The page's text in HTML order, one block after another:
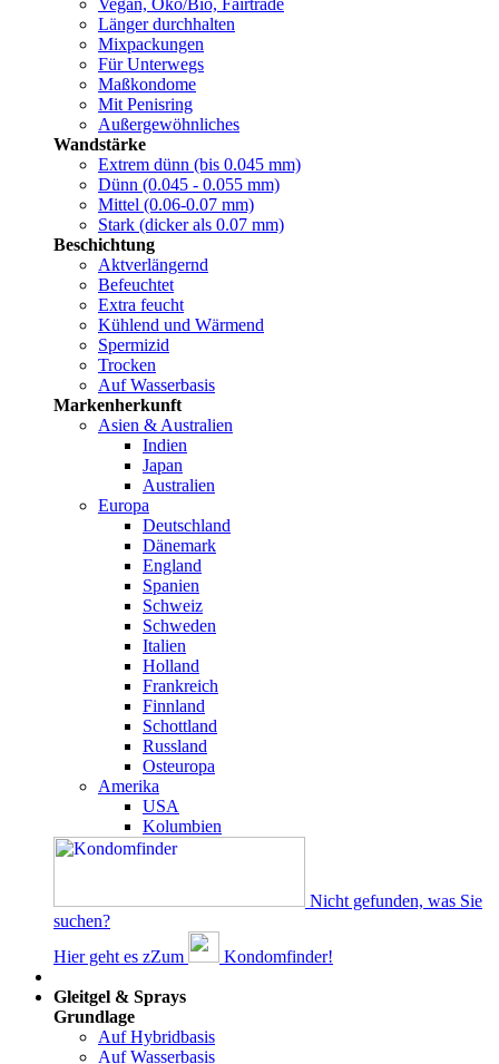
Vegan, Öko/Bio, Fairtrade
Länger durchhalten
Mixpackungen
Für Unterwegs
Maßkondome
Mit Penisring
Außergewöhnliches
Wandstärke
Extrem dünn (bis 0.045 mm)
Dünn (0.045 - 0.055 mm)
Mittel (0.06-0.07 mm)
Stark (dicker als 0.07 mm)
Beschichtung
Aktverlängernd
Befeuchtet
Extra feucht
Kühlend und Wärmend
Spermizid
Trocken
Auf Wasserbasis
Markenherkunft
Asien & Australien
Indien
Japan
Australien
Europa
Deutschland
Dänemark
England
Spanien
Schweiz
Schweden
Italien
Holland
Frankreich
Finnland
Schottland
Russland
Osteuropa
Amerika
USA
Kolumbien
Nicht gefunden, was Sie
suchen?
Hier geht es zZum
Kondomfinder!
Gleitgel & Sprays
Grundlage
Auf Hybridbasis
Auf Wasserbasis